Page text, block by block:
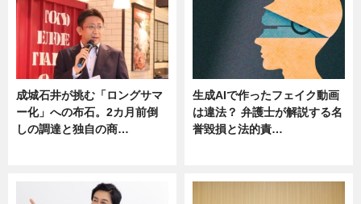
成城石井が挑む「ロングサマ
ー化」への布石。2カ月前倒
しの調達と独自の商…
生成AIで作ったフェイク動画
は違法？ 弁護士が解説する名
誉毀損と法的責…